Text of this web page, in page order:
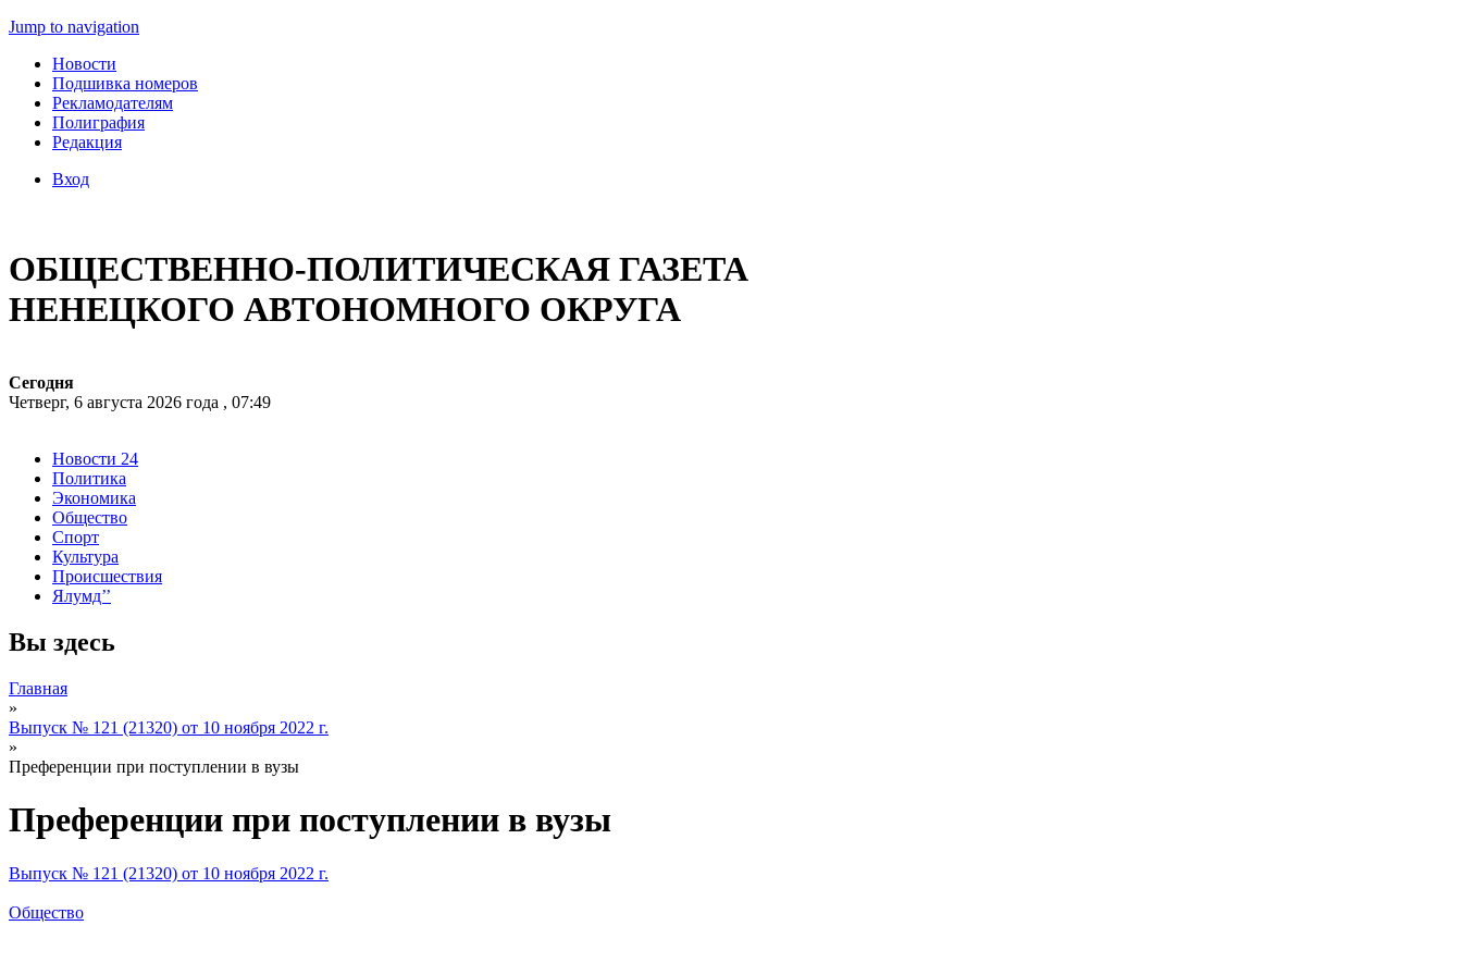
Jump to navigation
Новости
Подшивка номеров
Рекламодателям
Полиграфия
Редакция
Вход
ОБЩЕСТВЕННО-ПОЛИТИЧЕСКАЯ ГАЗЕТА
НЕНЕЦКОГО АВТОНОМНОГО ОКРУГА
Сегодня
Четверг, 6 августа 2026 года , 07:49
Новости 24
Политика
Экономика
Общество
Спорт
Культура
Происшествия
Ялумд’’
Вы здесь
Главная
»
Выпуск № 121 (21320) от 10 ноября 2022 г.
»
Преференции при поступлении в вузы
Преференции при поступлении в вузы
Выпуск № 121 (21320) от 10 ноября 2022 г.
Общество